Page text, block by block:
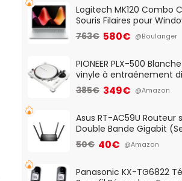
QWERTY UK - Noir
Logitech MK120 Combo
Souris Filaires pour
Optique Filaire,
And Play, Confortable,
QWERTY UK - Noir
763€ 580€ @Boulanger
PIONEER PLX-500
vinyle à entraénement
vitesses (33-45-78 trs/
pre-ampli intégré et port
385€ 349€ @Amazon
Asus RT-AC59U Routeur
Double Bande Gigabit
Client VPN, Triple Vlan,
d'accès et Bridge, contrôle
50€ 40€ @Amazon
Panasonic KX-TG6822